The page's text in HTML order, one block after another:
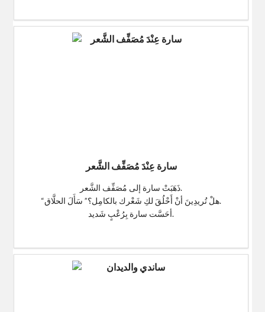
سارة عِنْدَ مُصَفِّف الشَّعر
ذَهَبَتْ سارة إلى مُصَفِّف الشَّعر.
“هلْ تُريدِينَ أنْ أَحْلُقَ لكِ شَعْرك بالكامِل؟” سَأَلَ الحلَّاق.
أحَسَّت سارة بِرُعْبٍ شَديد.